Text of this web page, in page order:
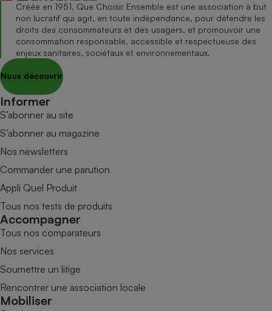
Créée en 1951, Que Choisir Ensemble est une association à but
non lucratif qui agit, en toute indépendance, pour défendre les
droits des consommateurs et des usagers, et promouvoir une
consommation responsable, accessible et respectueuse des
enjeux sanitaires, sociétaux et environnementaux.
Nous découvrir
Informer
S’abonner au site
S’abonner au magazine
Nos newsletters
Commander une parution
Appli Quel Produit
Tous nos tests de produits
Accompagner
Tous nos comparateurs
Nos services
Soumettre un litige
Rencontrer une association locale
Mobiliser